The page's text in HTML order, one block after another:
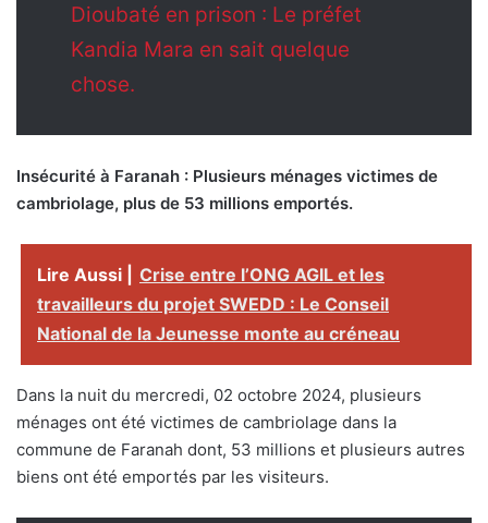
Dioubaté en prison : Le préfet
Kandia Mara en sait quelque
chose.
Insécurité à Faranah : Plusieurs ménages victimes de
cambriolage, plus de 53 millions emportés.
Lire Aussi |
Crise entre l’ONG AGIL et les
travailleurs du projet SWEDD : Le Conseil
National de la Jeunesse monte au créneau
Dans la nuit du mercredi, 02 octobre 2024, plusieurs
ménages ont été victimes de cambriolage dans la
commune de Faranah dont, 53 millions et plusieurs autres
biens ont été emportés par les visiteurs.